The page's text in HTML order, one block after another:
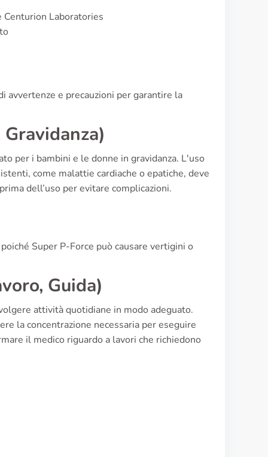
Centurion Laboratories
avvertenze e precauzioni per garantire la
per i bambini e le donne in gravidanza. L'uso
come malattie cardiache o epatiche, deve
dell’uso per evitare complicazioni.
Super P-Force può causare vertigini o
Guida)
attività quotidiane in modo adeguato.
la concentrazione necessaria per eseguire
il medico riguardo a lavori che richiedono